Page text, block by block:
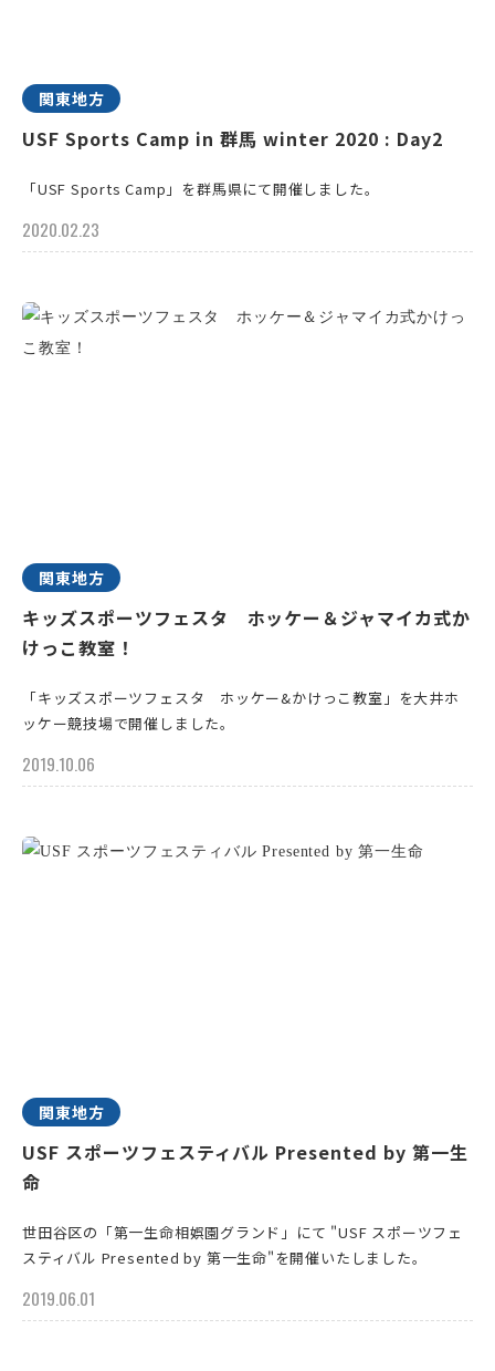
関東地方
USF Sports Camp in 群馬 winter 2020 : Day2
「USF Sports Camp」を群馬県にて開催しました。
2020.02.23
関東地方
キッズスポーツフェスタ ホッケー＆ジャマイカ式か
けっこ教室！
「キッズスポーツフェスタ ホッケー&かけっこ教室」を大井ホ
ッケー競技場で開催しました。
2019.10.06
関東地方
USF スポーツフェスティバル Presented by 第一生
命
世田谷区の「第一生命相娯園グランド」にて "USF スポーツフェ
スティバル Presented by 第一生命"を開催いたしました。
2019.06.01